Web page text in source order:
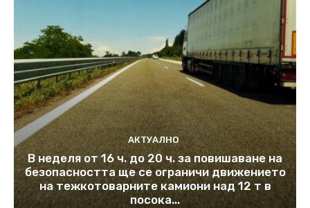
АКТУАЛНО
В неделя от 16 ч. до 20 ч. за повишаване на
безопасността ще се ограничи движението
на тежкотоварните камиони над 12 т в
посока...